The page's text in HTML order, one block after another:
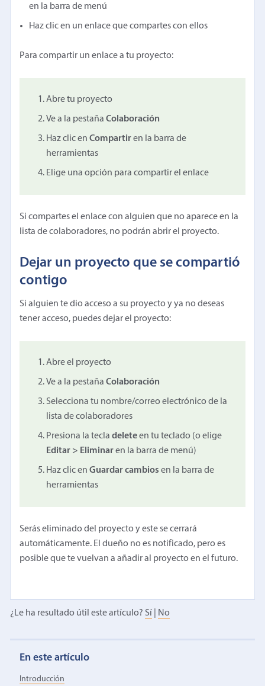
en la barra de menú
Haz clic en un enlace que compartes con ellos
Para compartir un enlace a tu proyecto:
Abre tu proyecto
Ve a la pestañaColaboración
Haz clic enCompartiren la barra de
herramientas
Elige una opción para compartir el enlace
Si compartes el enlace con alguien que no aparece en la
lista de colaboradores, no podrán abrir el proyecto.
Dejar un proyecto que se compartió
contigo
Si alguien te dio acceso a su proyecto y ya no deseas
tener acceso, puedes dejar el proyecto:
Abre el proyecto
Ve a la pestañaColaboración
Selecciona tu nombre/correo electrónico de la
lista de colaboradores
Presiona la tecladeleteen tu teclado (o elige
Editar > Eliminaren la barra de menú)
Haz clic enGuardar cambios en la barra de
herramientas
Serás eliminado del proyecto y este se cerrará
automáticamente. El dueño no es notificado, pero es
posible que te vuelvan a añadir al proyecto en el futuro.
¿Le ha resultado útil este artículo? Sí No
En este artículo
Introducción